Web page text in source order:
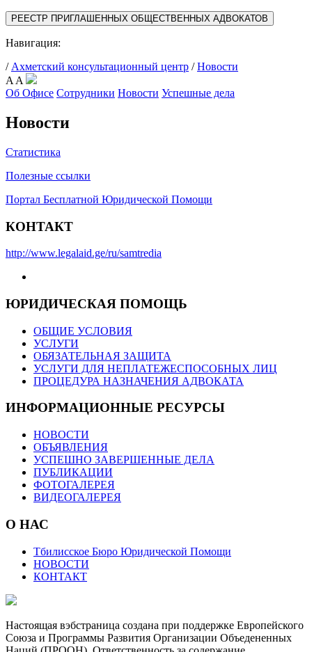
РЕЕСТР ПРИГЛАШЕННЫХ ОБЩЕСТВЕННЫХ АДВОКАТОВ
Навигация:
/ Ахметский консультационный центр / Новости
A A
Об Офисе Сотрудники Новости Успешные дела
Новости
Статистика
Полезные ссылки
Портал Бесплатной Юридической Помощи
КОНТАКТ
http://www.legalaid.ge/ru/samtredia
ЮРИДИЧЕСКАЯ ПОМОЩЬ
ОБЩИЕ УСЛОВИЯ
УСЛУГИ
ОБЯЗАТЕЛЬНАЯ ЗАЩИТА
УСЛУГИ ДЛЯ НЕПЛАТЕЖЕСПОСОБНЫХ ЛИЦ
ПРОЦЕДУРА НАЗНАЧЕНИЯ АДВОКАТА
ИНФОРМАЦИОННЫЕ РЕСУРСЫ
НОВОСТИ
ОБЪЯВЛЕНИЯ
УСПЕШНО ЗАВЕРШЕННЫЕ ДЕЛА
ПУБЛИКАЦИИ
ФОТОГАЛЕРЕЯ
ВИДЕОГАЛЕРЕЯ
О НАС
Тбилисское Бюро Юридической Помощи
НОВОСТИ
КОНТАКТ
Настоящая вэбстраница создана при поддержке Европейского
Союза и Программы Развития Организации Объедененных